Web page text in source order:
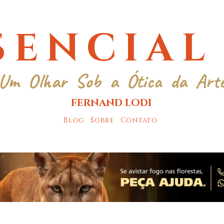
Olhar Sob a Ótica da
FERNAND LODI
Blog Sobre Contato